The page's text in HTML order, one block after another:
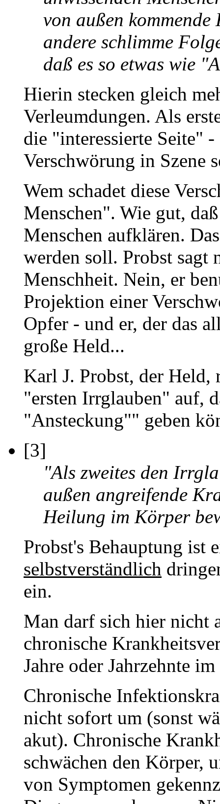
von außen
andere schlimme
daß es so etwas wie
Hierin stecken gleich
Verleumdungen. Als
die "interessierte Seite"
Verschwörung in Szene
Wem schadet diese
Menschen". Wie gut,
Menschen aufklären.
werden soll. Probst sagt
Menschheit. Nein, er
Projektion einer
Opfer - und er, der das
große Held...
Karl J. Probst, der Held,
"ersten Irrglauben" auf,
"Ansteckung"" geben
[3]
"Als zweites den
außen angreifende
Heilung im Körper
Probst's Behauptung ist
selbstverständlich
ein.
Man darf sich hier nicht
chronische
Jahre oder Jahrzehnte
Chronische
nicht sofort um (sonst
akut). Chronische
schwächen den Körper,
von Symptomen